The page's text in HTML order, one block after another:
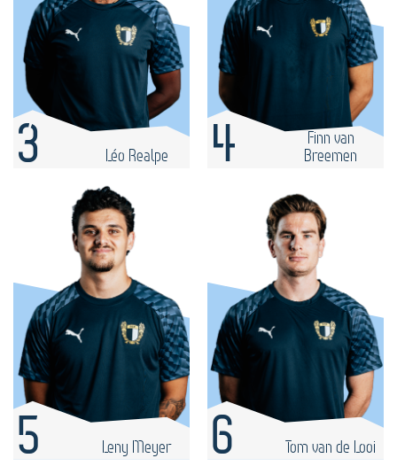
3 Léo Realpe 4
Finn van
Breemen
5 Leny Meyer 6 Tom van de Looi